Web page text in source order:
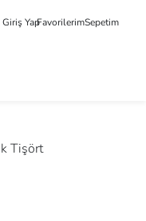
Giriş YapFavorilerimSepetim
Tişört